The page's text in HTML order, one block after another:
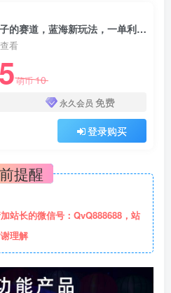
男性功能产品，可以做一辈子的赛道，蓝海新玩法，一单利润200+
看
5萌币10
永久会员 免费
登录购买
提醒
站长的微信号：QvQ888688，站
理解